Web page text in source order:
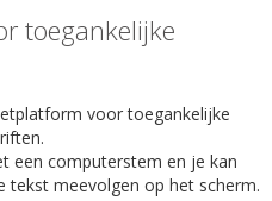
toegankelijke
voor toegankelijke
een computerstem en je kan
meevolgen op het scherm.